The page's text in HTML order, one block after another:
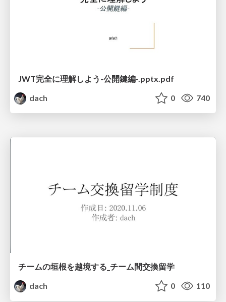
JWT完全に理解しよう-公開鍵編-.pptx.pdf
dach
0 740
チームの垣根を越境する_チーム間交換留学
dach
0 110